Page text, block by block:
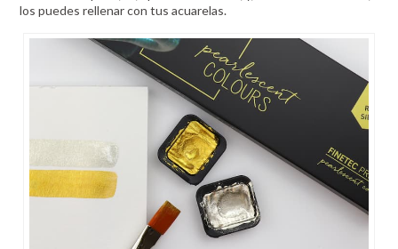
los puedes rellenar con tus acuarelas.